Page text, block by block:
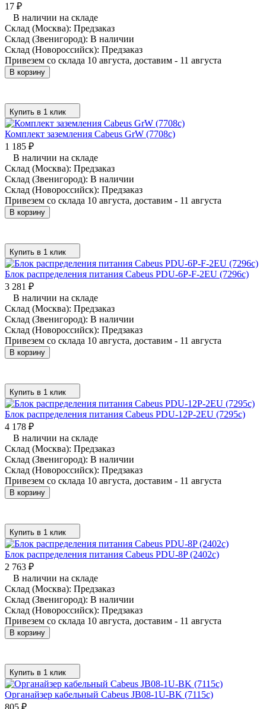
17 ₽
В наличии на складе
Склад (Москва): Предзаказ
Склад (Звенигород): В наличии
Склад (Новороссийск): Предзаказ
Привезем со склада 10 августа, доставим - 11 августа
В корзину
Купить в 1 клик
Комплект заземления Cabeus GrW (7708c)
1 185 ₽
В наличии на складе
Склад (Москва): Предзаказ
Склад (Звенигород): В наличии
Склад (Новороссийск): Предзаказ
Привезем со склада 10 августа, доставим - 11 августа
В корзину
Купить в 1 клик
Блок распределения питания Cabeus PDU-6P-F-2EU (7296c)
3 281 ₽
В наличии на складе
Склад (Москва): Предзаказ
Склад (Звенигород): В наличии
Склад (Новороссийск): Предзаказ
Привезем со склада 10 августа, доставим - 11 августа
В корзину
Купить в 1 клик
Блок распределения питания Cabeus PDU-12P-2EU (7295c)
4 178 ₽
В наличии на складе
Склад (Москва): Предзаказ
Склад (Звенигород): В наличии
Склад (Новороссийск): Предзаказ
Привезем со склада 10 августа, доставим - 11 августа
В корзину
Купить в 1 клик
Блок распределения питания Cabeus PDU-8P (2402c)
2 763 ₽
В наличии на складе
Склад (Москва): Предзаказ
Склад (Звенигород): В наличии
Склад (Новороссийск): Предзаказ
Привезем со склада 10 августа, доставим - 11 августа
В корзину
Купить в 1 клик
Органайзер кабельный Cabeus JB08-1U-BK (7115c)
805 ₽